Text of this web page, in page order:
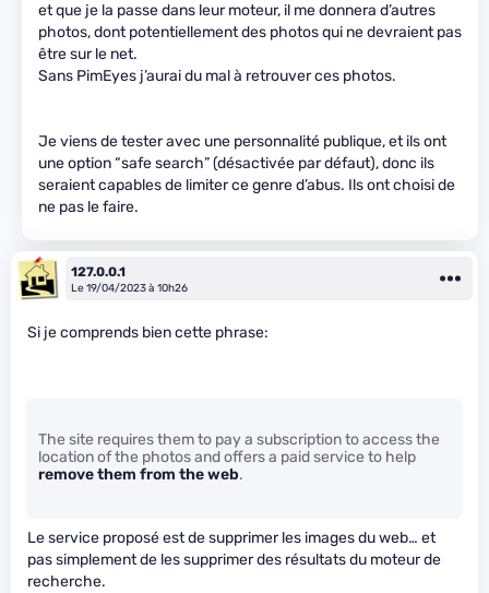
et que je la passe dans leur moteur, il me donnera d’autres
photos, dont potentiellement des photos qui ne devraient pas
être sur le net.
Sans PimEyes j’aurai du mal à retrouver ces photos.
Je viens de tester avec une personnalité publique, et ils ont
une option “safe search” (désactivée par défaut), donc ils
seraient capables de limiter ce genre d’abus. Ils ont choisi de
ne pas le faire.
127.0.0.1
Le 19/04/2023 à 10h26
Si je comprends bien cette phrase:
The site requires them to pay a subscription to access the
location of the photos and offers a paid service to help
remove them from the web.
Le service proposé est de supprimer les images du web… et
pas simplement de les supprimer des résultats du moteur de
recherche.